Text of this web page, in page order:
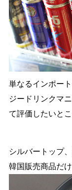
単なるインポー
ジードリンクマ
て評価したいとこ
シルバートップ
韓国販売商品だ